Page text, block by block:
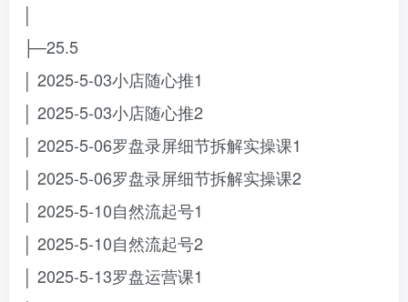
│
├─25.5
│ 2025-5-03小店随心推1
│ 2025-5-03小店随心推2
│ 2025-5-06罗盘录屏细节拆解实操课1
│ 2025-5-06罗盘录屏细节拆解实操课2
│ 2025-5-10自然流起号1
│ 2025-5-10自然流起号2
│ 2025-5-13罗盘运营课1